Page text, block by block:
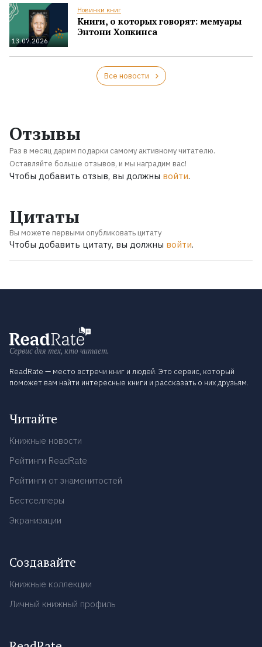
13.07.2026
Новинки книг
Книги, о которых говорят: мемуары
Энтони Хопкинса
Все новости
Отзывы
Раз в месяц дарим подарки самому активному читателю.
Оставляйте больше отзывов, и мы наградим вас!
Чтобы добавить отзыв, вы должны войти.
Цитаты
Вы можете первыми опубликовать цитату
Чтобы добавить цитату, вы должны войти.
Сервис для тех, кто читает.
ReadRate — место встречи книг и людей. Это сервис, который
поможет вам найти интересные книги и рассказать о них друзьям.
Читайте
Книжные новости
Рейтинги ReadRate
Рейтинги от знаменитостей
Бестселлеры
Экранизации
Создавайте
Книжные коллекции
Личный книжный профиль